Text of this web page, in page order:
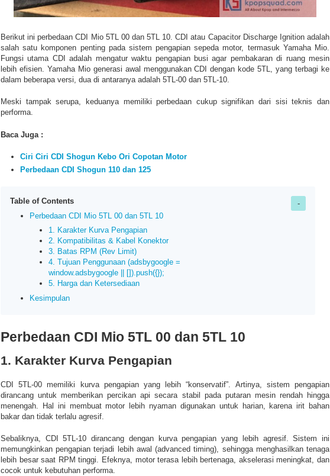
Berikut ini perbedaan CDI Mio 5TL 00 dan 5TL 10. CDI atau Capacitor Discharge Ignition adalah
salah satu komponen penting pada sistem pengapian sepeda motor, termasuk Yamaha Mio.
Fungsi utama CDI adalah mengatur waktu pengapian busi agar pembakaran di ruang mesin
lebih efisien. Yamaha Mio generasi awal menggunakan CDI dengan kode 5TL, yang terbagi ke
dalam beberapa versi, dua di antaranya adalah 5TL-00 dan 5TL-10.
Meski tampak serupa, keduanya memiliki perbedaan cukup signifikan dari sisi teknis dan
performa.
Baca Juga :
Ciri Ciri CDI Shogun Kebo Ori Copotan Motor
Perbedaan CDI Shogun 110 dan 125
Table of Contents
Perbedaan CDI Mio 5TL 00 dan 5TL 10
1. Karakter Kurva Pengapian
2. Kompatibilitas & Kabel Konektor
3. Batas RPM (Rev Limit)
4. Tujuan Penggunaan (adsbygoogle =
window.adsbygoogle || []).push({});
5. Harga dan Ketersediaan
Kesimpulan
Perbedaan CDI Mio 5TL 00 dan 5TL 10
1. Karakter Kurva Pengapian
CDI 5TL-00 memiliki kurva pengapian yang lebih “konservatif”. Artinya, sistem pengapian
dirancang untuk memberikan percikan api secara stabil pada putaran mesin rendah hingga
menengah. Hal ini membuat motor lebih nyaman digunakan untuk harian, karena irit bahan
bakar dan tidak terlalu agresif.
Sebaliknya, CDI 5TL-10 dirancang dengan kurva pengapian yang lebih agresif. Sistem ini
memungkinkan pengapian terjadi lebih awal (advanced timing), sehingga menghasilkan tenaga
lebih besar saat RPM tinggi. Efeknya, motor terasa lebih bertenaga, akselerasi meningkat, dan
cocok untuk kebutuhan performa.